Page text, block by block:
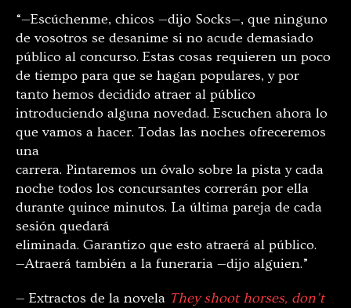
“—Escúchenme, chicos —dijo Socks—, que ninguno
de vosotros se desanime si no acude demasiado
público al concurso. Estas cosas requieren un poco
de tiempo para que se hagan populares, y por
tanto hemos decidido atraer al público
introduciendo alguna novedad. Escuchen ahora lo
que vamos a hacer. Todas las noches ofreceremos
una
carrera. Pintaremos un óvalo sobre la pista y cada
noche todos los concursantes correrán por ella
durante quince minutos. La última pareja de cada
sesión quedará
eliminada. Garantizo que esto atraerá al público.
—Atraerá también a la funeraria —dijo alguien.”
— Extractos de la novela They shoot horses, don’t